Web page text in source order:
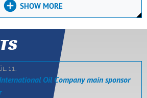
SHOW MORE
11.
Oil Company main sponsor